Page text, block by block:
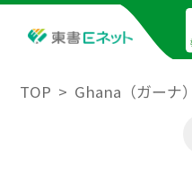
TOP Ghana（ガーナ）